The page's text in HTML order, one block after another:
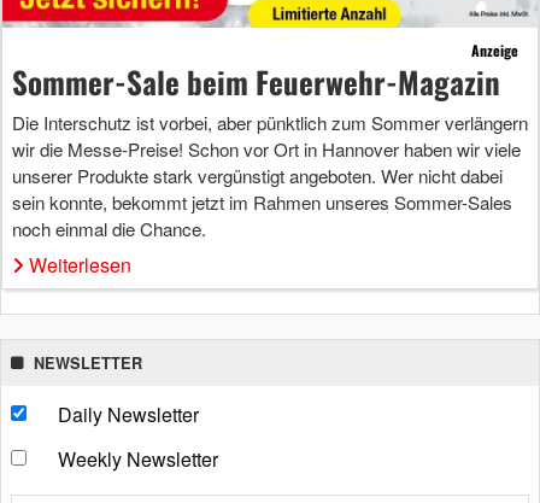
Anzeige
Sommer-Sale beim Feuerwehr-Magazin
Die Interschutz ist vorbei, aber pünktlich zum Sommer verlängern
wir die Messe-Preise! Schon vor Ort in Hannover haben wir viele
unserer Produkte stark vergünstigt angeboten. Wer nicht dabei
sein konnte, bekommt jetzt im Rahmen unseres Sommer-Sales
noch einmal die Chance.
Weiterlesen
NEWSLETTER
Daily Newsletter
Weekly Newsletter